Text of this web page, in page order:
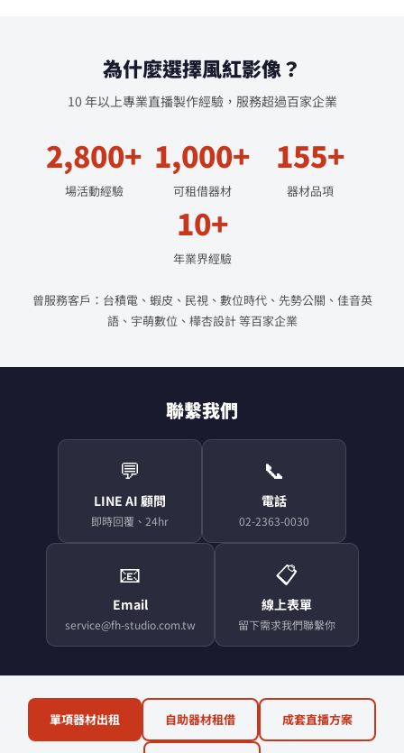
為什麼選擇風紅影像？
10 年以上專業直播製作經驗，服務超過百家企業
2,800+
場活動經驗
1,000+
可租借器材
155+
器材品項
10+
年業界經驗
曾服務客戶：台積電、蝦皮、民視、數位時代、先勢公關、佳音英
語、宇萌數位、樺杏設計 等百家企業
聯繫我們
💬
LINE AI 顧問
即時回覆、24hr
📞
電話
02-2363-0030
📧
Email
service@fh-studio.com.tw
📋
線上表單
留下需求我們聯繫你
單項器材出租 自助器材租借 成套直播方案